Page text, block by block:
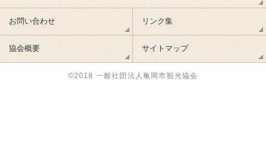
お問い合わせ リンク集
協会概要 サイトマップ
©2018 一般社団法人亀岡市観光協会